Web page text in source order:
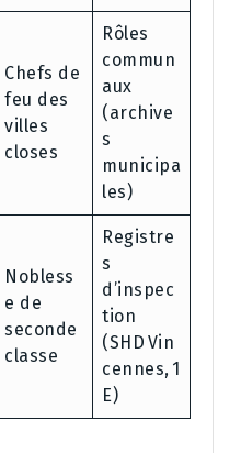
Chefs de
feu des
villes
closes
Rôles
commun
aux
(archive
s
municipa
les)
Nobless
e de
seconde
classe
Registre
s
d’inspec
tion
(SHD Vin
cennes, 1
E)